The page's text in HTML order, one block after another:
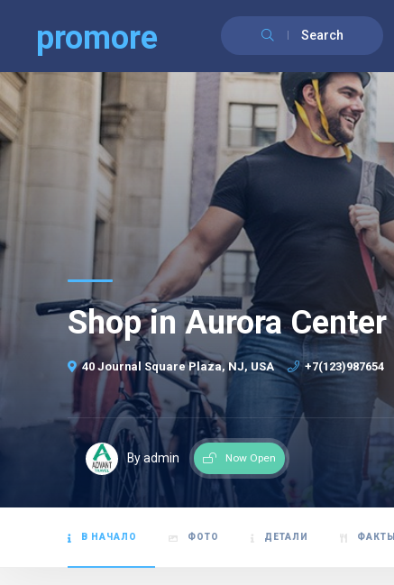
promore Search
Shop in Aurora Center
40 Journal Square Plaza, NJ, USA +7(123)987654
By admin Now Open
В НАЧАЛО ФОТО ДЕТАЛИ ФАКТЫ